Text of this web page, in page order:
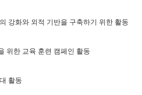
강화와 외적 기반을 구축하기 위한 활동
위한 교육 훈련 캠페인 활동
활동